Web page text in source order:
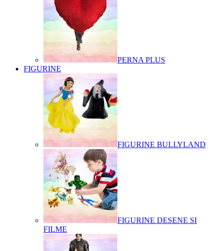
PERNA PLUS
FIGURINE
FIGURINE BULLYLAND
FIGURINE DESENE SI
FILME